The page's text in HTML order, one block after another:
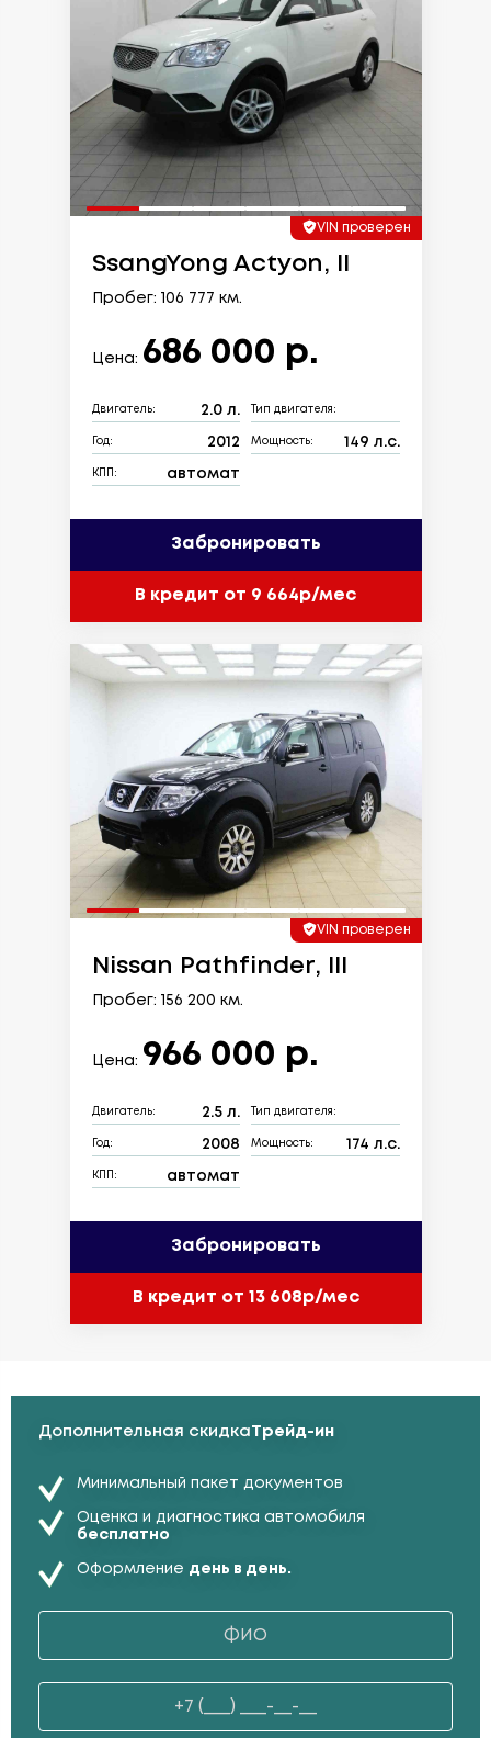
VIN проверен
SsangYong Actyon, II
Пробег: 106 777 км.
Цена: 686 000 р.
Двигатель: 2.0 л. Тип двигателя:
Год: 2012 Мощность: 149 л.с.
КПП: автомат
Забронировать
В кредит от 9 664р/мес
VIN проверен
Nissan Pathfinder, III
Пробег: 156 200 км.
Цена: 966 000 р.
Двигатель: 2.5 л. Тип двигателя:
Год: 2008 Мощность: 174 л.с.
КПП: автомат
Забронировать
В кредит от 13 608р/мес
Дополнительная скидкаТрейд-ин
Минимальный пакет документов
Оценка и диагностика автомобиля
бесплатно
Оформление день в день.